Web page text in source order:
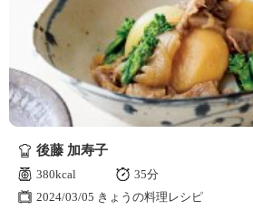
後藤 加寿子
380kcal
35分
2024/03/05 きょうの料理レシピ